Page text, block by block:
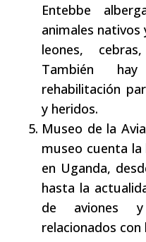
Entebbe
animales nativos
leones,
También
rehabilitación
y heridos.
Museo de la
museo cuenta la
en Uganda,
hasta la
de aviones
relacionados con